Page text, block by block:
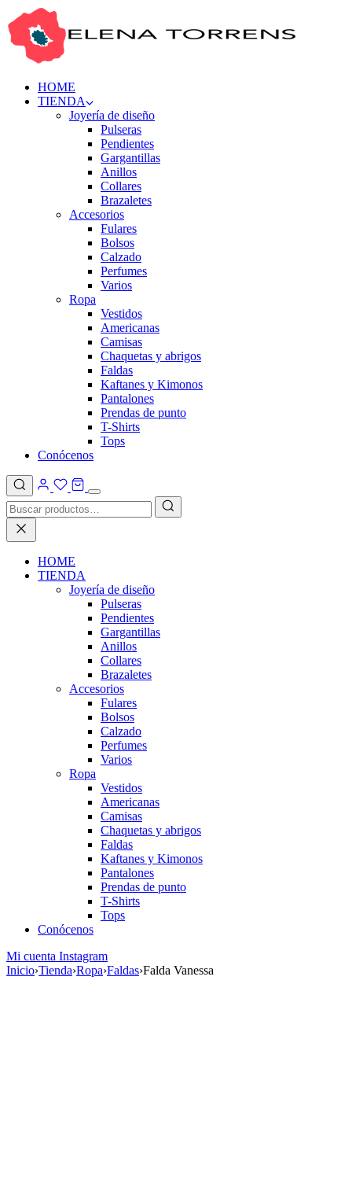
HOME
TIENDA
Joyería de diseño
Pulseras
Pendientes
Gargantillas
Anillos
Collares
Brazaletes
Accesorios
Fulares
Bolsos
Calzado
Perfumes
Varios
Ropa
Vestidos
Americanas
Camisas
Chaquetas y abrigos
Faldas
Kaftanes y Kimonos
Pantalones
Prendas de punto
T-Shirts
Tops
Conócenos
HOME
TIENDA
Joyería de diseño
Pulseras
Pendientes
Gargantillas
Anillos
Collares
Brazaletes
Accesorios
Fulares
Bolsos
Calzado
Perfumes
Varios
Ropa
Vestidos
Americanas
Camisas
Chaquetas y abrigos
Faldas
Kaftanes y Kimonos
Pantalones
Prendas de punto
T-Shirts
Tops
Conócenos
Mi cuenta Instagram
Inicio›Tienda›Ropa›Faldas›Falda Vanessa